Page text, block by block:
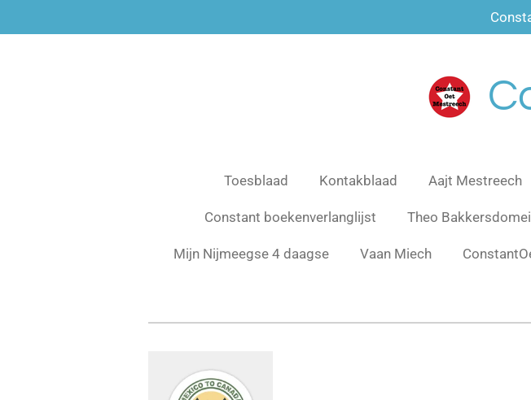
direct
Toesblaad Kontakblaad Aajt Mestreech
Constant boekenverlanglijst Theo
Mijn Nijmeegse 4 daagse Vaan Miech